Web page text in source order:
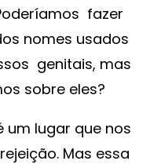
fazer
nomes usados
genitais, mas
sobre eles?
um lugar que nos
Mas essa